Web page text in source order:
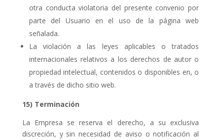
otra conducta violatoria del presente convenio por
parte del Usuario en el uso de la página web
señalada.
La violación a las leyes aplicables o tratados
internacionales relativos a los derechos de autor o
propiedad intelectual, contenidos o disponibles en, o
a través de dicho sitio web.
15) Terminación
La Empresa se reserva el derecho, a su exclusiva
discreción, y sin necesidad de aviso o notificación al